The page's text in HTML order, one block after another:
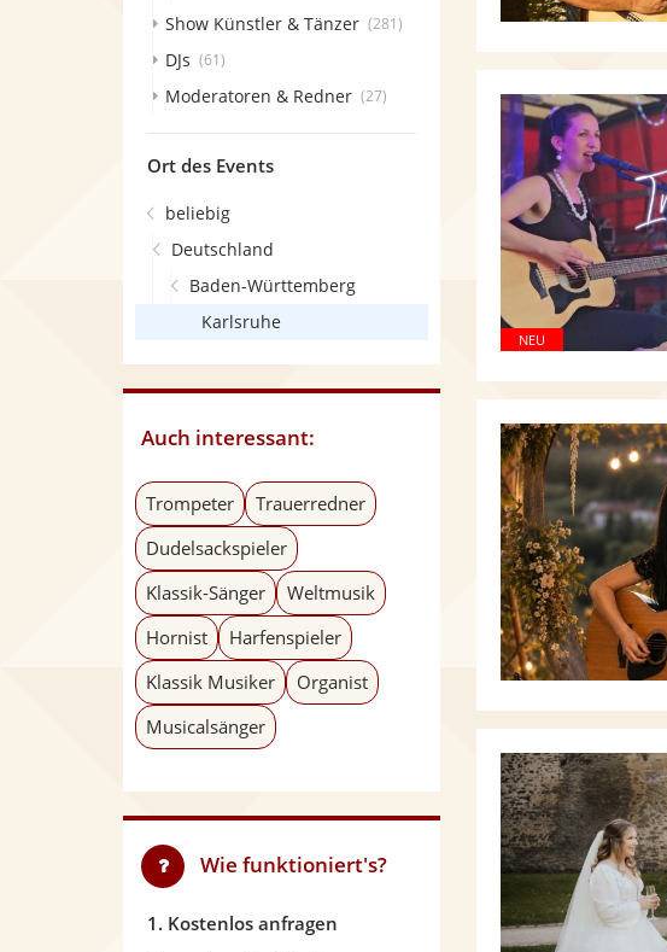
Show Künstler & Tänzer (281)
DJs (61)
Moderatoren & Redner (27)
Ort des Events
beliebig
Deutschland
Baden-Württemberg
Karlsruhe
Auch interessant:
Trompeter
Trauerredner
Dudelsackspieler
Klassik-Sänger
Weltmusik
Hornist
Harfenspieler
Klassik Musiker
Organist
Musicalsänger
Wie funktioniert's?
1. Kostenlos anfragen